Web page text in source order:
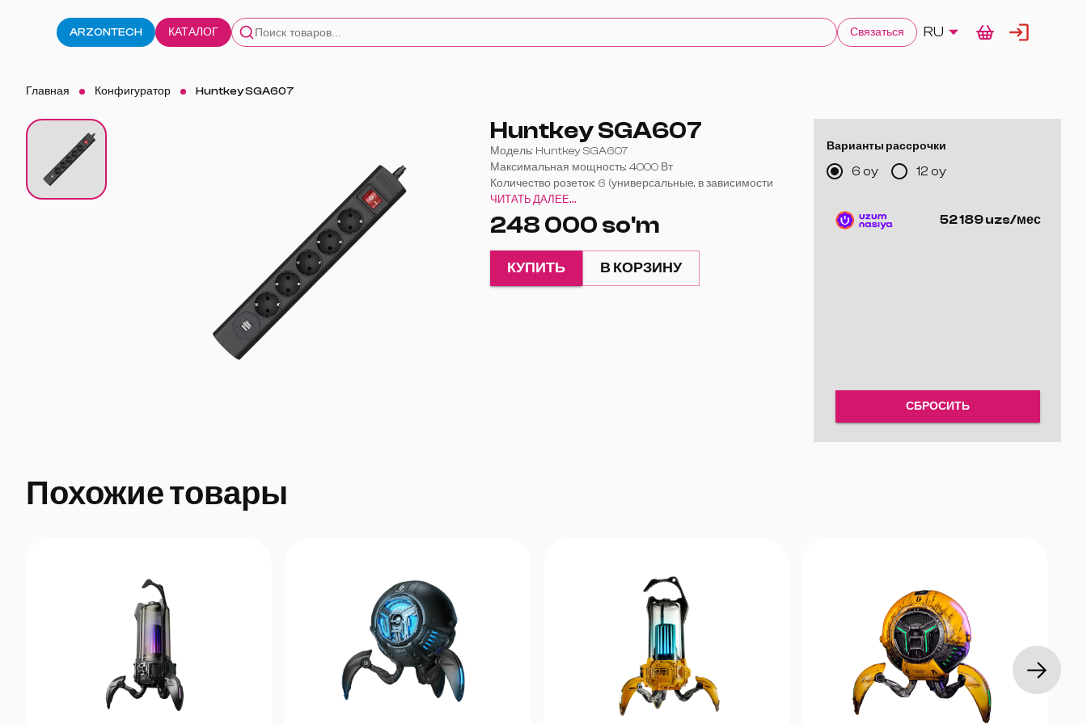
ARZONTECH КАТАЛОГ Связаться RU
Главная Конфигуратор Huntkey SGA607
Huntkey SGA607
Модель: Huntkey SGA607
Максимальная мощность: 4000 Вт
Количество розеток: 6 (универсальные, в зависимости
от версии)
Защита: от короткого замыкания, перегрузки и скачков
напряжения
Длина кабеля: 2 м (варианты могут отличаться)
Материал корпуса: огнестойкий пластик
ЧИТАТЬ ДАЛЕЕ...
248 000 so'm
КУПИТЬ В КОРЗИНУ
Варианты рассрочки
6 oy 12 oy
52 189 uzs/мес
СБРОСИТЬ
Похожие товары